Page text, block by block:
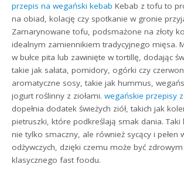
przepis na wegański kebab Kebab z tofu to
na obiad, kolację czy spotkanie w gronie
Zamarynowane tofu, podsmażone na złoty
idealnym zamiennikiem tradycyjnego mięsa.
w bułce pita lub zawinięte w tortillę, dodając
takie jak sałata, pomidory, ogórki czy
aromatyczne sosy, takie jak hummus,
jogurt roślinny z ziołami.wegańskie przepisy
dopełnia dodatek świeżych ziół, takich jak
pietruszki, które podkreślają smak dania.
nie tylko smaczny, ale również sycący i pełen
odżywczych, dzięki czemu może być
klasycznego fast foodu.